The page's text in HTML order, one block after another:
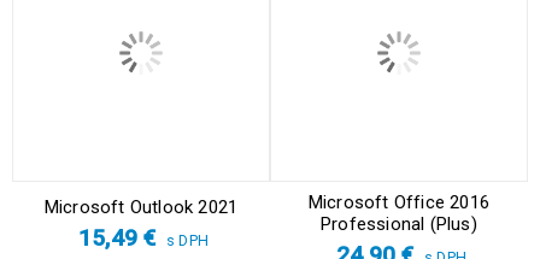
Microsoft Outlook 2021
15,49€ s DPH
Microsoft Office 2016
Professional (Plus)